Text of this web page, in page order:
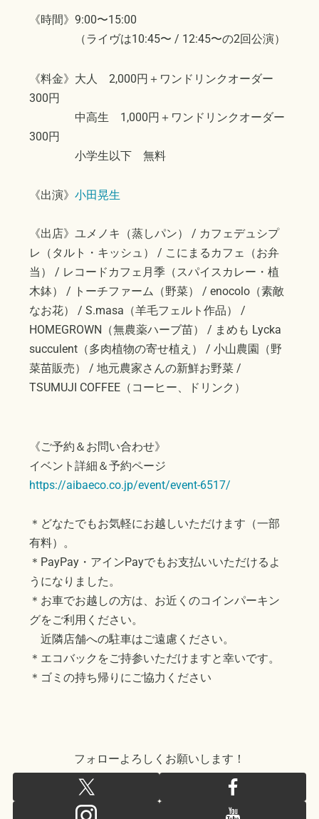
《時間》9:00〜15:00
（ライヴは10:45〜 / 12:45〜の2回公演）
《料金》大人 2,000円＋ワンドリンクオーダー
300円
中高生 1,000円＋ワンドリンクオーダー
300円
小学生以下 無料
《出演》 小田晃生
《出店》ユメノキ（蒸しパン） / カフェデュシプ
レ（タルト・キッシュ） / こにまるカフェ（お弁
当） / レコードカフェ月季（スパイスカレー・植
木鉢） / トーチファーム（野菜） / enocolo（素敵
なお花） / S.masa（羊毛フェルト作品） /
HOMEGROWN（無農薬ハーブ苗） / まめも Lycka
succulent（多肉植物の寄せ植え） / 小山農園（野
菜苗販売） / 地元農家さんの新鮮お野菜 /
TSUMUJI COFFEE（コーヒー、ドリンク）
《ご予約＆お問い合わせ》
イベント詳細＆予約ページ
https://aibaeco.co.jp/event/event-6517/
＊どなたでもお気軽にお越しいただけます（一部
有料）。
＊PayPay・アインPayでもお支払いいただけるよ
うになりました。
＊お車でお越しの方は、お近くのコインパーキン
グをご利用ください。
近隣店舗への駐車はご遠慮ください。
＊エコバックをご持参いただけますと幸いです。
＊ゴミの持ち帰りにご協力ください
フォローよろしくお願いします！